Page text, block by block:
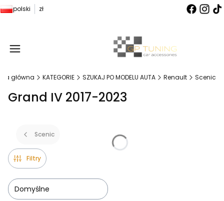
polski zł
główna KATEGORIE SZUKAJ PO MODELU AUTA Renault Scenic
Grand IV 2017-2023
Scenic
Filtry
Domyślne